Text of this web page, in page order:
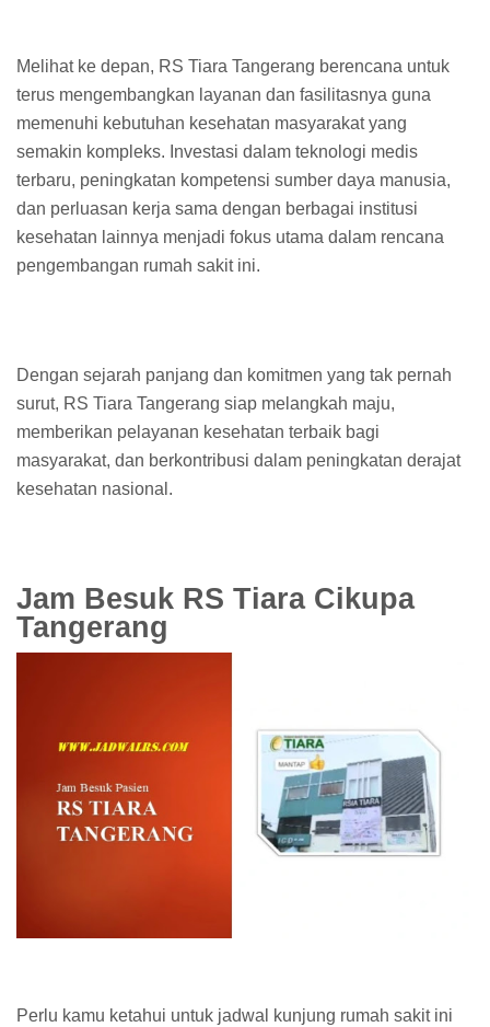
Melihat ke depan, RS Tiara Tangerang berencana untuk
terus mengembangkan layanan dan fasilitasnya guna
memenuhi kebutuhan kesehatan masyarakat yang
semakin kompleks. Investasi dalam teknologi medis
terbaru, peningkatan kompetensi sumber daya manusia,
dan perluasan kerja sama dengan berbagai institusi
kesehatan lainnya menjadi fokus utama dalam rencana
pengembangan rumah sakit ini.
Dengan sejarah panjang dan komitmen yang tak pernah
surut, RS Tiara Tangerang siap melangkah maju,
memberikan pelayanan kesehatan terbaik bagi
masyarakat, dan berkontribusi dalam peningkatan derajat
kesehatan nasional.
Jam Besuk RS Tiara Cikupa
Tangerang
Perlu kamu ketahui untuk jadwal kunjung rumah sakit ini